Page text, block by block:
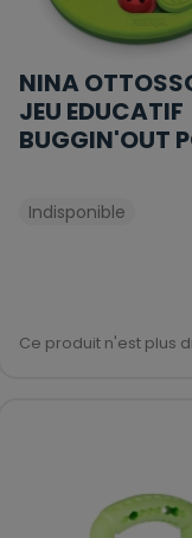
NINA
JEU EDUCATIF
BUGGIN'OUT
Indisponible
Ce produit n'est plus